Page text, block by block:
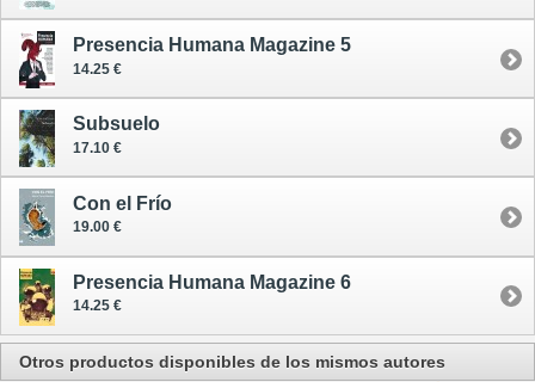
Presencia Humana Magazine 5
14.25 €
Subsuelo
17.10 €
Con el Frío
19.00 €
Presencia Humana Magazine 6
14.25 €
Otros productos disponibles de los mismos autores